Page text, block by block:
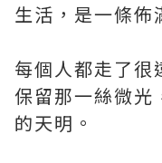
生活，是一條佈
每個人都走了很
保留那一絲微光
的天明。